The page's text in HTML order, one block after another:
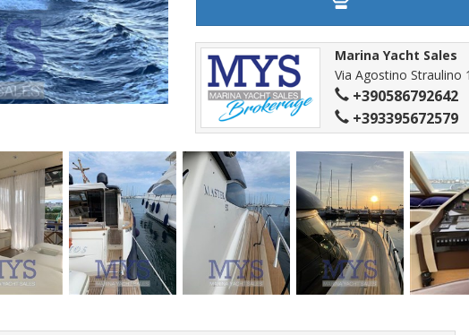
Marina Yacht Sales
Via Agostino
+390586792642
+393395672579